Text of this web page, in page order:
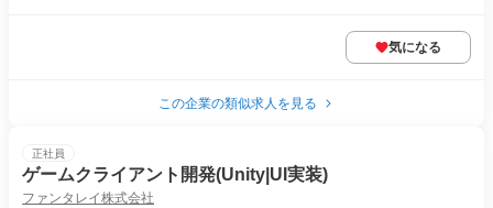
気になる
この企業の類似求人を見る
正社員
ゲームクライアント開発(Unity|UI実装)
ファンタレイ株式会社